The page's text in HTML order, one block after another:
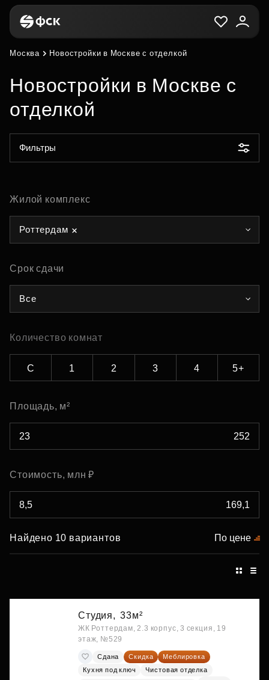
Москва Новостройки в Москве с отделкой
Новостройки в Москве с
отделкой
Фильтры
Жилой комплекс
Роттердам
Срок сдачи
Все
Количество комнат
С 1 2 3 4 5+
Площадь, м²
Стоимость, млн ₽
Найдено 10 вариантов По цене
Студия, 33м²
ЖК Роттердам, 2.3 корпус, 3 секция, 19
этаж, №529
Сдана Скидка
Меблировка
Кухня под ключ
Чистовая отделка